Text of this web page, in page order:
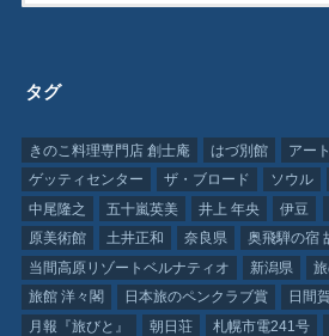
タグ
きのこ料理専門店 創士庵 はづ別館 アー
ゲッティセンター
ザ・ブロード ソウル
中尾隆之
五十嵐英美 井上 年央 伊豆
原美術館
土井正和 奈良県 奥飛騨の宿
当間高原リゾートベルナティオ
新潟県
旅館 洋々閣
日本旅のペンクラブ賞
日間
月報『旅びと』
朝日荘 札幌市電241号